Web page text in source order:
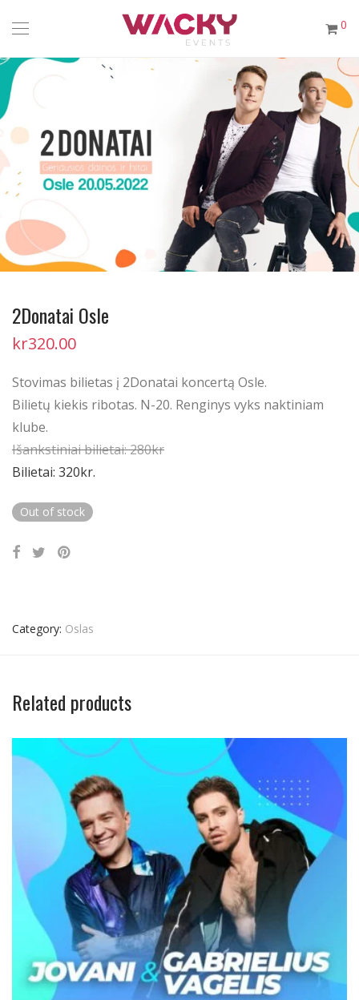
0
2Donatai Osle
kr320.00
Stovimas bilietas į 2Donatai koncertą Osle.
Bilietų kiekis ribotas. N-20. Renginys vyks naktiniam
klube.
Išankstiniai bilietai: 280kr
Bilietai: 320kr.
Out of stock
Category: Oslas
Related products